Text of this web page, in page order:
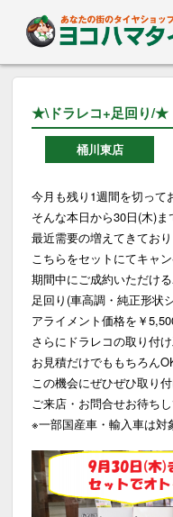
★\ドラレコ+足回り/★
桶川東店
今月も残り1週間を切って
そんな本日から30日(木)ま
最近需要の増えてきており
こちらをセットにてキャ
期間中にご成約いただけ
足回り(車高調・純正形状
アライメント価格を￥
さらにドラレコの取り付
お見積だけでももちろん
この機会にぜひぜひ取り
ご来店・お問合せお待ち
※一部国産車・輸入車は対